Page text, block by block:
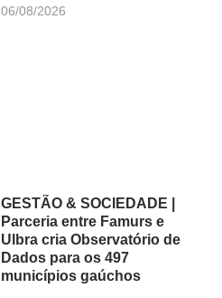
06/08/2026
GESTÃO & SOCIEDADE |
Parceria entre Famurs e
Ulbra cria Observatório de
Dados para os 497
municípios gaúchos